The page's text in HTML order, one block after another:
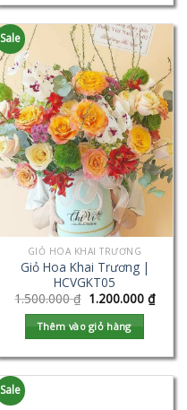
Sale
GIỎ HOA KHAI TRƯƠNG
Giỏ Hoa Khai Trương |
HCVGKT05
1.500.000₫ 1.200.000 ₫
Thêm vào giỏ hàng
Sale